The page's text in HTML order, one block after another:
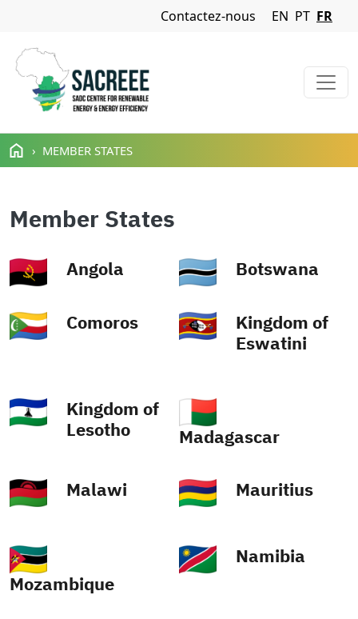
Aller au contenu principal
Navigation Menu
Contactez-nous EN PT FR
MEMBER STATES
Member States
Angola Botswana
Comoros
Kingdom of
Eswatini
Kingdom of
Lesotho
Madagascar
Malawi Mauritius
Mozambique
Namibia